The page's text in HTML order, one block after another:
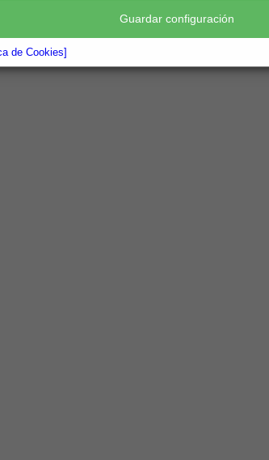
Guardar configuración
de Cookies]
no existen documentos sobre el tema solicitado. Disculpen las